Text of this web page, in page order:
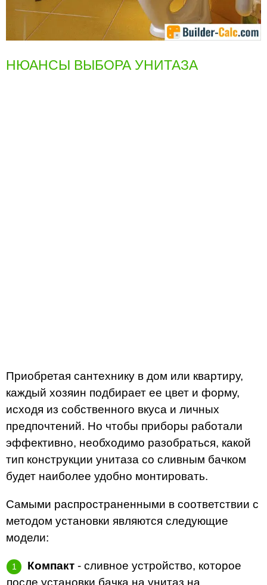
НЮАНСЫ ВЫБОРА УНИТАЗА
Приобретая сантехнику в дом или квартиру,
каждый хозяин подбирает ее цвет и форму,
исходя из собственного вкуса и личных
предпочтений. Но чтобы приборы работали
эффективно, необходимо разобраться, какой
тип конструкции унитаза со сливным бачком
будет наиболее удобно монтировать.
Самыми распространенными в соответствии с
методом установки являются следующие
модели:
Компакт - сливное устройство, которое